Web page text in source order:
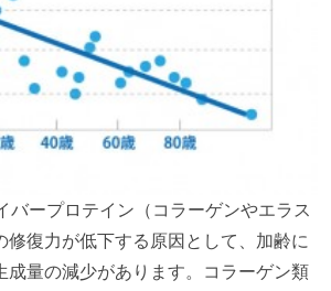
バープロテイン（コラーゲンやエラス
修復力が低下する原因として、加齢に
成量の減少があります。コラーゲン類